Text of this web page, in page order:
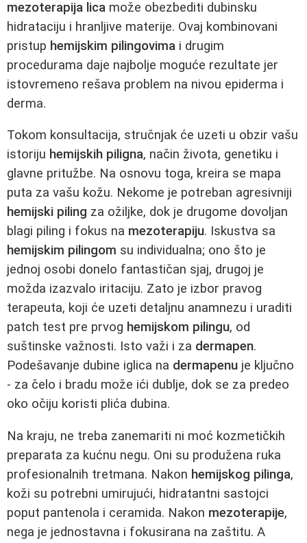
mezoterapija lica može obezbediti dubinsku
hidrataciju i hranljive materije. Ovaj kombinovani
pristup hemijskim pilingovima i drugim
procedurama daje najbolje moguće rezultate jer
istovremeno rešava problem na nivou epiderma i
derma.
Tokom konsultacija, stručnjak će uzeti u obzir vašu
istoriju hemijskih piligna, način života, genetiku i
glavne pritužbe. Na osnovu toga, kreira se mapa
puta za vašu kožu. Nekome je potreban agresivniji
hemijski piling za ožiljke, dok je drugome dovoljan
blagi piling i fokus na mezoterapiju. Iskustva sa
hemijskim pilingom su individualna; ono što je
jednoj osobi donelo fantastičan sjaj, drugoj je
možda izazvalo iritaciju. Zato je izbor pravog
terapeuta, koji će uzeti detaljnu anamnezu i uraditi
patch test pre prvog hemijskom pilingu, od
suštinske važnosti. Isto važi i za dermapen.
Podešavanje dubine iglica na dermapenu je ključno
- za čelo i bradu može ići dublje, dok se za predeo
oko očiju koristi plića dubina.
Na kraju, ne treba zanemariti ni moć kozmetičkih
preparata za kućnu negu. Oni su produžena ruka
profesionalnih tretmana. Nakon hemijskog pilinga,
koži su potrebni umirujući, hidratantni sastojci
poput pantenola i ceramida. Nakon mezoterapije,
nega je jednostavna i fokusirana na zaštitu. A